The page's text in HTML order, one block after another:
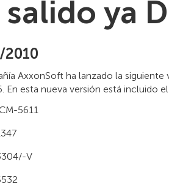
salido ya
AxxonSoft ha lanzado la
En esta nueva versión está incluido
5611
V